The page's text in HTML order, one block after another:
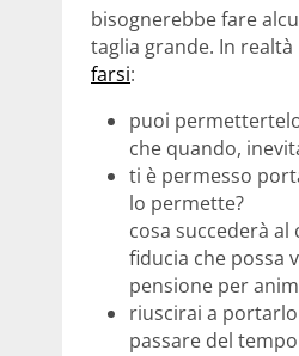
bisognerebbe fare
taglia grande. In
farsi:
puoi
che quando,
ti è permesso
lo permette?
cosa succederà
fiducia che possa
pensione per
riuscirai a
passare del